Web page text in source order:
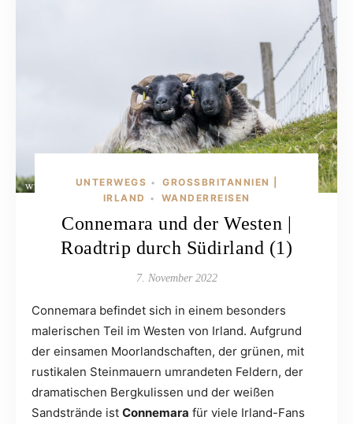
UNTERWEGS •
GROSSBRITANNIEN | I
RLAND
• WANDERREISEN
Connemara und der Westen |
Roadtrip durch Südirland (1)
7. November 2022
Connemara befindet sich in einem besonders
malerischen Teil im Westen von Irland. Aufgrund
der einsamen Moorlandschaften, der grünen, mit
rustikalen Steinmauern umrandeten Feldern, der
dramatischen Bergkulissen und der weißen
Sandstrände ist Connemara für viele Irland-Fans